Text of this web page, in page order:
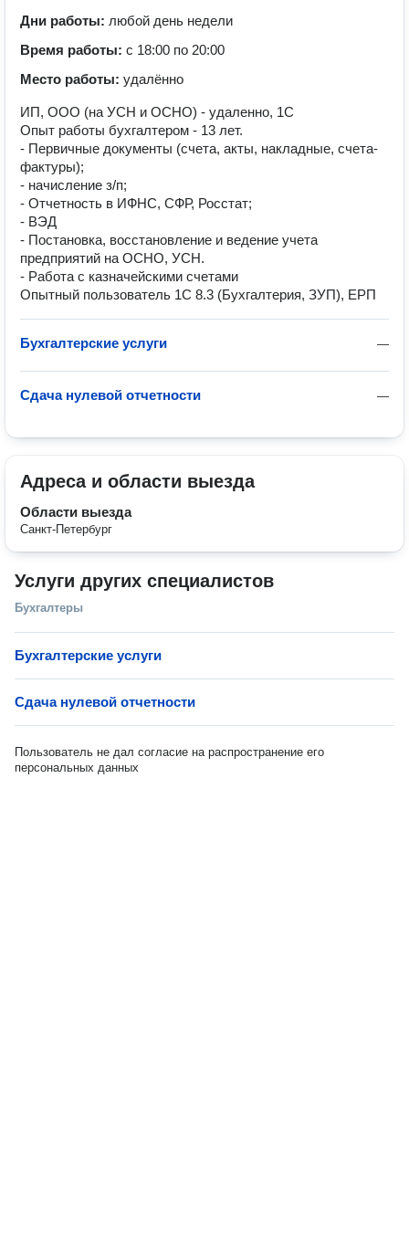
Дни работы: любой день недели
Время работы: с 18:00 по 20:00
Место работы: удалённо
ИП, ООО (на УСН и ОСНО) - удаленно, 1С
Опыт работы бухгалтером - 13 лет.
- Первичные документы (счета, акты, накладные, счета-
фактуры);
- начисление з/п;
- Отчетность в ИФНС, СФР, Росстат;
- ВЭД
- Постановка, восстановление и ведение учета
предприятий на ОСНО, УСН.
- Работа с казначейскими счетами
Опытный пользователь 1С 8.3 (Бухгалтерия, ЗУП), ЕРП
—
Бухгалтерские услуги
—
Сдача нулевой отчетности
Адреса и области выезда
Области выезда
Санкт-Петербург
Услуги других специалистов
Бухгалтеры
Бухгалтерские услуги
Сдача нулевой отчетности
Пользователь не дал согласие на распространение его
персональных данных